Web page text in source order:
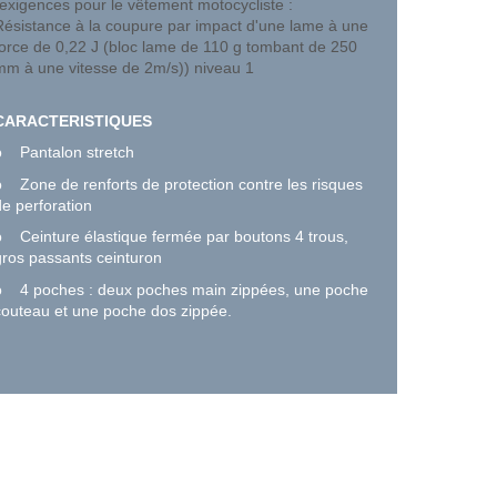
pour le vêtement motocycliste :
à la coupure par impact d'une lame à une
de 0,22 J (bloc lame de 110 g tombant de 250
à une vitesse de 2m/s)) niveau 1
Pantalon stretch
Zone de renforts de protection contre les risques
perforation
Ceinture élastique fermée par boutons 4 trous,
passants ceinturon
4 poches : deux poches main zippées, une poche
et une poche dos zippée.